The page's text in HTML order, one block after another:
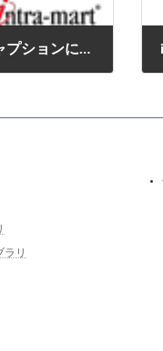
IMBox の「Like!」を別のキャプションにする方法
ラリ